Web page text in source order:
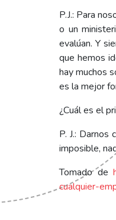
P.J.: Para
o un
evalúan. Y
que hemos
hay muchos
es la mejor
¿Cuál es el
P. J.:
imposible,
Tomado de
cualquier-